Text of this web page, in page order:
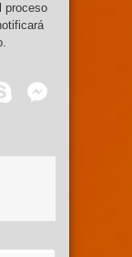
proceso
Skype